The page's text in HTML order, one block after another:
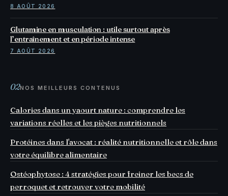
8 AOÛT 2026
Glutamine en musculation : utile surtout après
l’entraînement et en période intense
7 AOÛT 2026
02NOS MEILLEURS CONTENUS
Calories dans un yaourt nature : comprendre les
variations réelles et les pièges nutritionnels
Protéines dans l'avocat : réalité nutritionnelle et rôle dans
votre équilibre alimentaire
Ostéophytose : 4 stratégies pour freiner les becs de
perroquet et retrouver votre mobilité